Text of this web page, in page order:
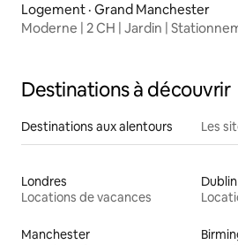
Logement · Grand Manchester
Moderne | 2 CH | Jardin |
Destinations à découvrir
Destinations aux alentours Les
Londres
Locations de vacances
Dublin
Manchester